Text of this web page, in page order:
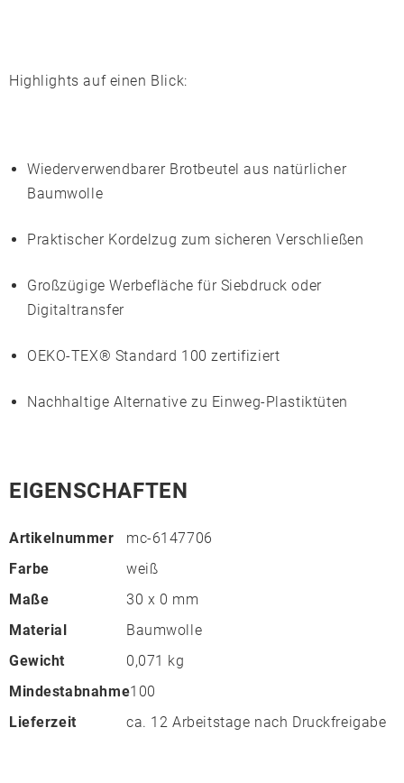
Highlights auf einen Blick:
Wiederverwendbarer Brotbeutel aus natürlicher
Baumwolle
Praktischer Kordelzug zum sicheren Verschließen
Großzügige Werbefläche für Siebdruck oder
Digitaltransfer
OEKO-TEX® Standard 100 zertifiziert
Nachhaltige Alternative zu Einweg-Plastiktüten
EIGENSCHAFTEN
Artikelnummer
mc-6147706
Farbe
weiß
Maße
30 x 0 mm
Material
Baumwolle
Gewicht
0,071 kg
Mindestabnahme100
Lieferzeit
ca. 12 Arbeitstage nach Druckfreigabe